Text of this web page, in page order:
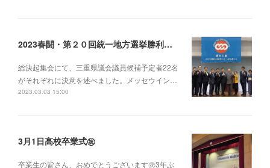
2023春闘・第２０回統一地方選挙勝利へ〜総決起集会〜
総決起集会にて、三重県議会議員候補予定者22名
がそれぞれに決意を述べました。メッセウイン…
2023.03.03 15:00
3月1日高校卒業式㊗️
卒業生の皆さん、おめでとうございます㊗️3年ぶ